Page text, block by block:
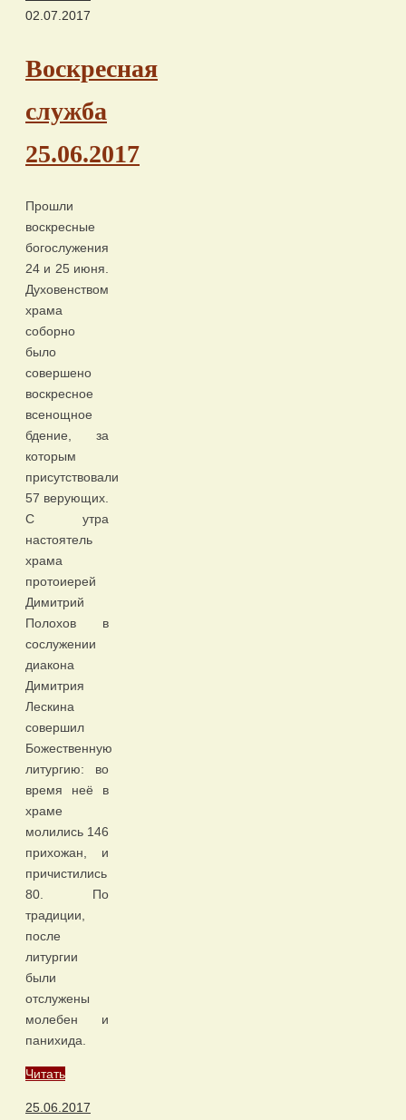
02.07.2017
Воскресная
служба
25.06.2017
Прошли
воскресные
богослужения
24 и 25 июня.
Духовенством
храма
соборно
было
совершено
воскресное
всенощное
бдение, за
которым
присутствовали
57 верующих.
С утра
настоятель
храма
протоиерей
Димитрий
Полохов в
сослужении
диакона
Димитрия
Лескина
совершил
Божественную
литургию: во
время неё в
храме
молились 146
прихожан, и
причистились
80. По
традиции,
после
литургии
были
отслужены
молебен и
панихида.
Читать
25.06.2017